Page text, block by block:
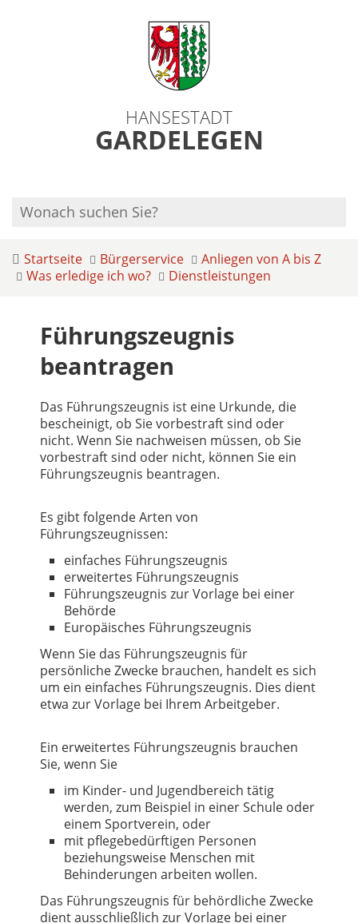
HANSESTADT
GARDELEGEN
Startseite Bürgerservice
Anliegen von A bis Z
Was erledige ich wo?
Dienstleistungen
Führungszeugnis
beantragen
Das Führungszeugnis ist eine Urkunde, die
bescheinigt, ob Sie vorbestraft sind oder
nicht. Wenn Sie nachweisen müssen, ob Sie
vorbestraft sind oder nicht, können Sie ein
Führungszeugnis beantragen.
Es gibt folgende Arten von
Führungszeugnissen:
einfaches Führungszeugnis
erweitertes Führungszeugnis
Führungszeugnis zur Vorlage bei einer
Behörde
Europäisches Führungszeugnis
Wenn Sie das Führungszeugnis für
persönliche Zwecke brauchen, handelt es sich
um ein einfaches Führungszeugnis. Dies dient
etwa zur Vorlage bei Ihrem Arbeitgeber.
Ein erweitertes Führungszeugnis brauchen
Sie, wenn Sie
im Kinder- und Jugendbereich tätig
werden, zum Beispiel in einer Schule oder
einem Sportverein, oder
mit pflegebedürftigen Personen
beziehungsweise Menschen mit
Behinderungen arbeiten wollen.
Das Führungszeugnis für behördliche Zwecke
dient ausschließlich zur Vorlage bei einer